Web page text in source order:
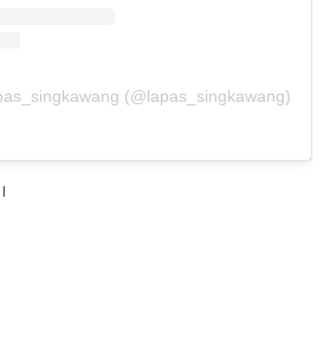
(@lapas_singkawang)